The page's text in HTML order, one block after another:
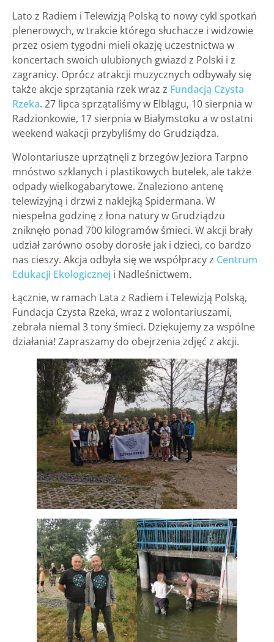
Lato z Radiem i Telewizją Polską to nowy cykl spotkań
plenerowych, w trakcie którego słuchacze i widzowie
przez osiem tygodni mieli okazję uczestnictwa w
koncertach swoich ulubionych gwiazd z Polski i z
zagranicy. Oprócz atrakcji muzycznych odbywały się
także akcje sprzątania rzek wraz z Fundacją Czysta
Rzeka. 27 lipca sprzątaliśmy w Elblągu, 10 sierpnia w
Radzionkowie, 17 sierpnia w Białymstoku a w ostatni
weekend wakacji przybyliśmy do Grudziądza.
Wolontariusze uprzątnęli z brzegów Jeziora Tarpno
mnóstwo szklanych i plastikowych butelek, ale także
odpady wielkogabarytowe. Znaleziono antenę
telewizyjną i drzwi z naklejką Spidermana. W
niespełna godzinę z łona natury w Grudziądzu
zniknęło ponad 700 kilogramów śmieci. W akcji brały
udział zarówno osoby dorosłe jak i dzieci, co bardzo
nas cieszy. Akcja odbyła się we współpracy z Centrum
Edukacji Ekologicznej i Nadleśnictwem.
Łącznie, w ramach Lata z Radiem i Telewizją Polską,
Fundacja Czysta Rzeka, wraz z wolontariuszami,
zebrała niemal 3 tony śmieci. Dziękujemy za wspólne
działania! Zapraszamy do obejrzenia zdjęć z akcji.